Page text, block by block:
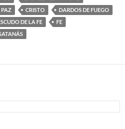
PAZ
CRISTO
DARDOS DE FUEGO
DE LA FE
FE